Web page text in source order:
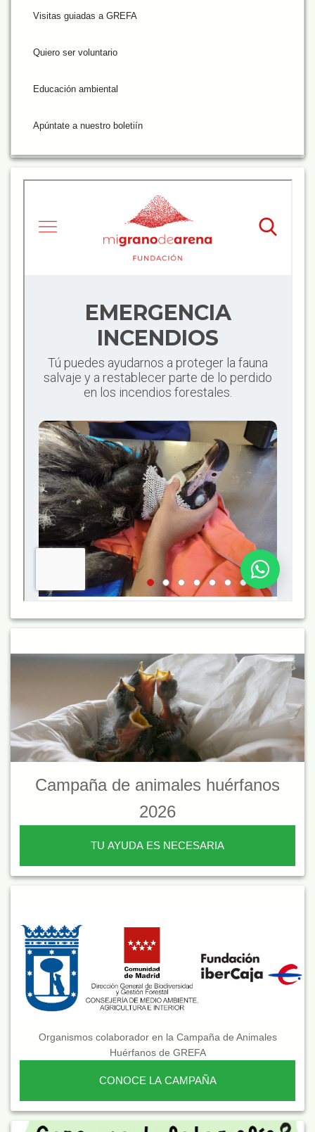
Visitas guiadas a GREFA
Quiero ser voluntario
Educación ambiental
Apúntate a nuestro boletiín
Campaña de animales huérfanos
2026
TU AYUDA ES NECESARIA
Organismos colaborador en la Campaña de Animales
Huérfanos de GREFA
CONOCE LA CAMPAÑA